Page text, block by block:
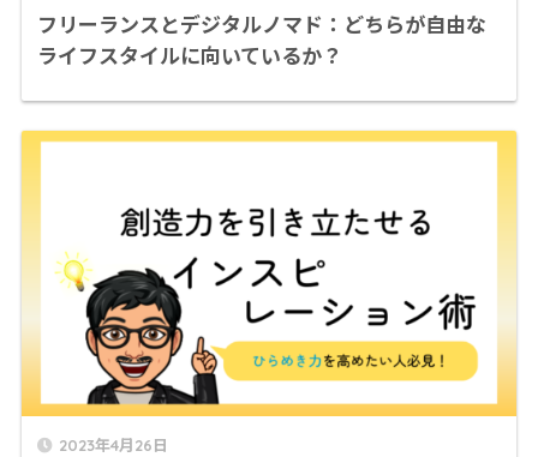
フリーランスとデジタルノマド：どちらが自由な
ライフスタイルに向いているか？
2023年4月26日